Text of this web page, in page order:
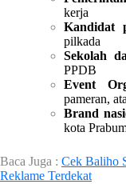
kerja
Kandidat
pilkada
Sekolah
PPDB
Event
pameran,
Brand
kota
Baca Juga : Cek Baliho
Reklame Terdekat